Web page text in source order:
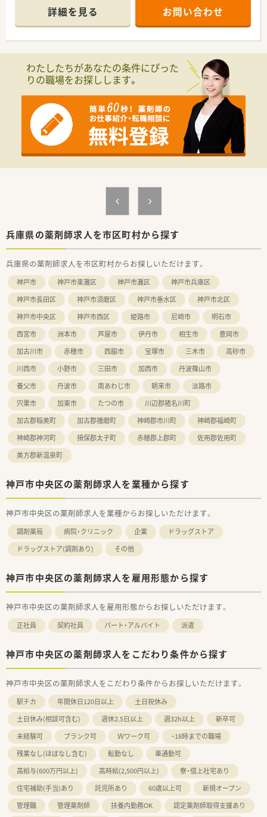
病診薬連携を強化することで、地域にお住いの患者様に高度な医
療の提供を実現しています。
○全店「同一の機械・システム」を採用しており、且つ処方箋の応
需内容が多岐にわたる（敷地内・病院門前・医療モール・CL門前）
○長期就業＆自己研讃を続ける事で給与があがる仕組みになっ
ており、将来的に高年収も狙う事が出来ます。
○インターネットを使って処方薬の飲み方を遠隔指導する「オン
ライン服薬指導」、今後も病院の「敷地内薬局」の推進、女性客の
取り込みを狙う店舗でデザインの一新。
M&Aによる店舗拡大と業界のリーディングカンパニーとして成
長を続けています。
○どの店舗も、最新システムが整っています！
＼福利厚生／
〇「社員第一主義」を掲げている同社では、福利厚生面が手厚く
プライベートも充実出来る様にワークライフバランスを後押し
る他、提携の保養施設は全国に40ヵ所あります。
〇産休・育休・時短勤務者2,097人以上等、どれも業界トップクラ
産休、育休取得はもちろんのこと、育児短時間勤務制度を実施
育児休業より復帰後、1日最大2時間短縮して勤務できる制度で
す。
法律では3歳までですが、同社では小学校就学時までの期間利用
可能♪
詳細を見る お問い合わせ
わたしたちがあなたの条件にぴった
りの職場をお探しします。
兵庫県の薬剤師求人を市区町村から探す
兵庫県の薬剤師求人を市区町村からお探しいただけます。
神戸市 神戸市東灘区 神戸市灘区
神戸市兵庫区
神戸市長田区
神戸市須磨区 神戸市垂水区
神戸市北区
神戸市中央区
神戸市西区 姫路市 尼崎市
明石市
西宮市
洲本市 芦屋市 伊丹市 相生市
豊岡市
加古川市
赤穂市 西脇市 宝塚市 三木市
高砂市
川西市
小野市 三田市 加西市
丹波篠山市
養父市
丹波市 南あわじ市 朝来市
淡路市
宍粟市
加東市 たつの市
川辺郡猪名川町
加古郡稲美町
加古郡播磨町 神崎郡市川町
神崎郡福崎町
神崎郡神河町
揖保郡太子町 赤穂郡上郡町
佐用郡佐用町
美方郡新温泉町
神戸市中央区の薬剤師求人を業種から探す
神戸市中央区の薬剤師求人を業種からお探しいただけます。
調剤薬局 病院・クリニック 企業
ドラッグストア
ドラッグストア(調剤あり)
その他
神戸市中央区の薬剤師求人を雇用形態から探す
神戸市中央区の薬剤師求人を雇用形態からお探しいただけます。
正社員 契約社員 パート・アルバイト 派遣
神戸市中央区の薬剤師求人をこだわり条件から探す
神戸市中央区の薬剤師求人をこだわり条件からお探しいただけます。
駅チカ 年間休日120日以上
土日祝休み
土日休み(相談可含む)
週休2.5日以上 週32h以上
新卒可
未経験可
ブランク可 Ｗワーク可
~18時までの職場
残業なし(ほぼなし含む)
転勤なし
車通勤可
高給与(600万円以上)
高時給(2,500円以上)
寮・借上社宅あり
住宅補助(手当)あり
託児所あり 60歳以上可
新規オープン
管理職
管理薬剤師 扶養内勤務OK 認定薬剤師取得支援あり